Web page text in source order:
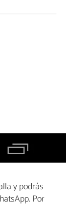
y podrás
Por